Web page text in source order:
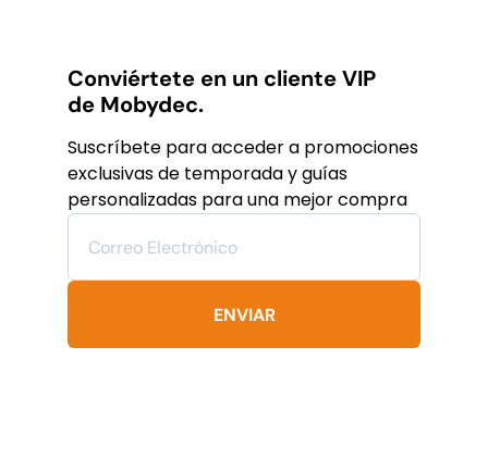
variantes.
Las
se
pueden
elegir
en
de
Conviértete en un cliente VIP
de Mobydec.
Suscríbete para acceder a promociones
exclusivas de temporada y guías
personalizadas para una mejor compra
ENVIAR